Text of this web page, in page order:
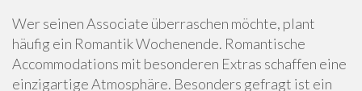
Wer seinen Associate überraschen möchte, plant
häufig ein Romantik Wochenende. Romantische
Accommodations mit besonderen Extras schaffen eine
einzigartige Atmosphäre. Besonders gefragt ist ein